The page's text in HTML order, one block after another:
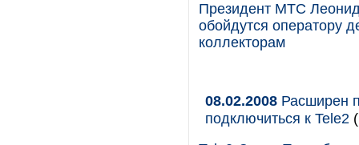
Президент МТС
обойдутся оператору
коллекторам
08.02.2008 Расширен
подключиться к Tele2